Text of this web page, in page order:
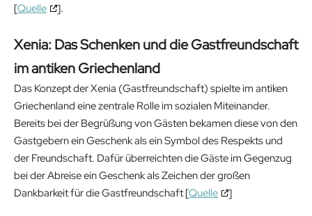
[Quelle ].
Xenia: Das Schenken und die Gastfreundschaft
im antiken Griechenland
Das Konzept der Xenia (Gastfreundschaft) spielte im antiken
Griechenland eine zentrale Rolle im sozialen Miteinander.
Bereits bei der Begrüßung von Gästen bekamen diese von den
Gastgebern ein Geschenk als ein Symbol des Respekts und
der Freundschaft. Dafür überreichten die Gäste im Gegenzug
bei der Abreise ein Geschenk als Zeichen der großen
Dankbarkeit für die Gastfreundschaft [Quelle ]